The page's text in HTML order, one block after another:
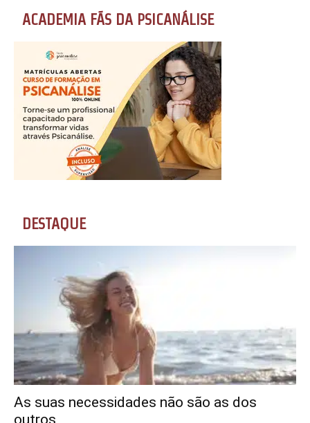
ACADEMIA FÃS DA PSICANÁLISE
DESTAQUE
As suas necessidades não são as dos